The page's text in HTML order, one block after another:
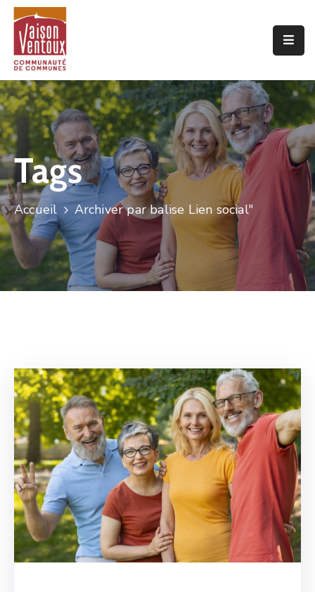
Accueil
L’interco
Vivre
Ici
Economie
Projets
De
Territoire
Découvrir
Tags
Accueil Archiver par balise Lien social"